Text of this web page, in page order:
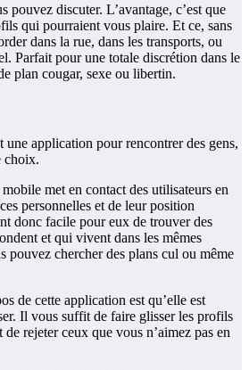
pouvez discuter. L’avantage, c’est que
qui pourraient vous plaire. Et ce, sans
dans la rue, dans les transports, ou
Parfait pour une totale discrétion dans le
plan cougar, sexe ou libertin.
une application pour rencontrer des gens,
choix.
met en contact des utilisateurs en
personnelles et de leur position
donc facile pour eux de trouver des
et qui vivent dans les mêmes
pouvez chercher des plans cul ou même
de cette application est qu’elle est
Il vous suffit de faire glisser les profils
rejeter ceux que vous n’aimez pas en